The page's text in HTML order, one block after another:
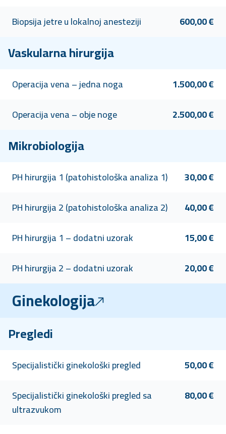
Biopsija jetre u lokalnoj anesteziji 600,00 €
Vaskularna hirurgija
Operacija vena – jedna noga
1.500,00 €
Operacija vena – obje noge
2.500,00 €
Mikrobiologija
PH hirurgija 1 (patohistološka analiza 1)
30,00 €
PH hirurgija 2 (patohistološka analiza 2)
40,00 €
PH hirurgija 1 – dodatni uzorak
15,00 €
PH hirurgija 2 – dodatni uzorak
20,00 €
Ginekologija
Pregledi
Specijalistički ginekološki pregled
50,00 €
Specijalistički ginekološki pregled sa
ultrazvukom
80,00 €